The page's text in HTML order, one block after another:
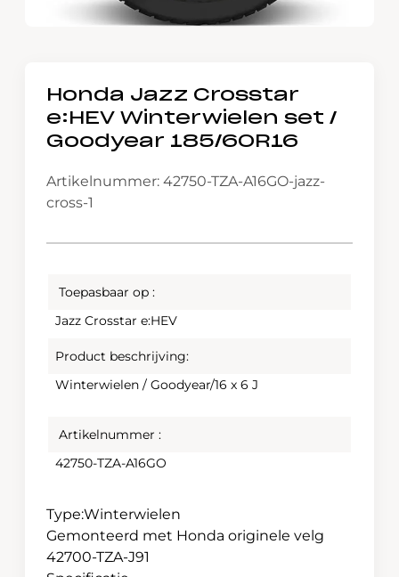
Honda Jazz Crosstar
e:HEV Winterwielen set /
Goodyear 185/60R16
Artikelnummer: 42750-TZA-A16GO-jazz-
cross-1
Toepasbaar op :
Jazz Crosstar e:HEV
Product beschrijving:
Winterwielen / Goodyear/16 x 6 J
Artikelnummer :
42750-TZA-A16GO
Type:Winterwielen
Gemonteerd met Honda originele velg
42700-TZA-J91